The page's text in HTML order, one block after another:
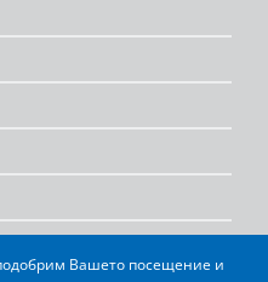
Вашето посещение и